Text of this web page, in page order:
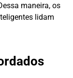
maneira, os
lidam